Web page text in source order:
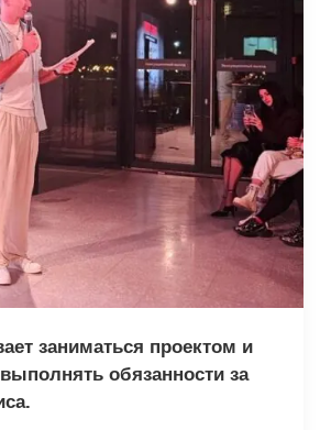
заниматься проектом и
обязанности за